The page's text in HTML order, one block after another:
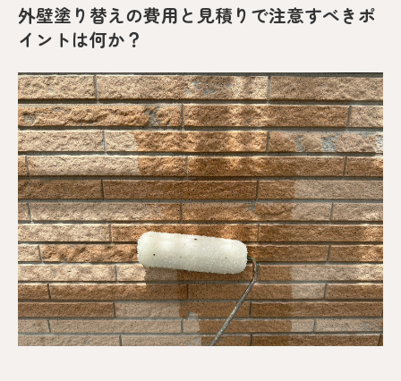
外壁塗り替えの費用と見積りで注意すべきポ
イントは何か？